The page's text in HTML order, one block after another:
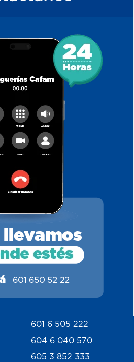
601 6 505 222
604 6 040 570
605 3 852 333